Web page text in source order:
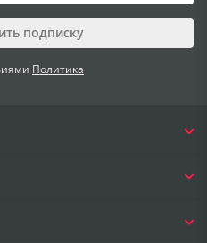
подписку
Политика